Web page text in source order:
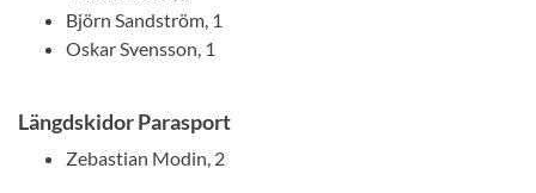
Björn Sandström, 1
Oskar Svensson, 1
Längdskidor Parasport
Zebastian Modin, 2